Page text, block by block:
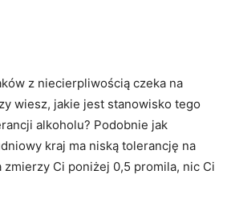
z niecierpliwością czeka na
wiesz, jakie jest stanowisko tego
alkoholu? Podobnie jak
kraj ma niską tolerancję na
Ci poniżej 0,5 promila, nic Ci